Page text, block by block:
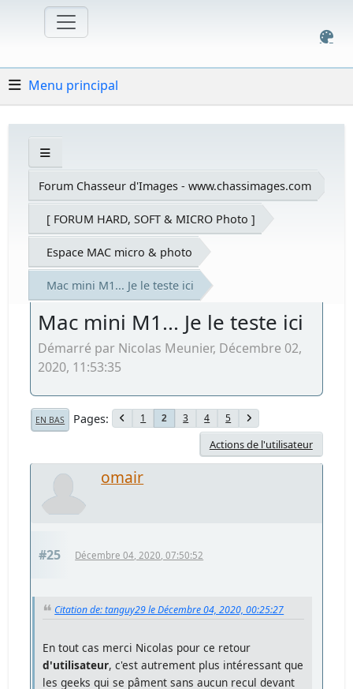
Menu principal
Forum Chasseur d'Images - www.chassimages.com
[ FORUM HARD, SOFT & MICRO Photo ]
Espace MAC micro & photo
Mac mini M1... Je le teste ici
Mac mini M1... Je le teste ici
Démarré par Nicolas Meunier, Décembre 02,
2020, 11:53:35
EN BAS Pages 1 2 3 4 5
Actions de l'utilisateur
omair
#25 Décembre 04, 2020, 07:50:52
Citation de: tanguy29 le Décembre 04, 2020, 00:25:27
En tout cas merci Nicolas pour ce retour
d'utilisateur, c'est autrement plus intéressant que
les geeks qui se pâment sans aucun recul devant